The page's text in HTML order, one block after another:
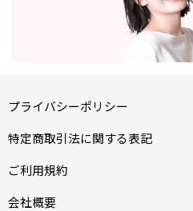
プライバシーポリシー
特定商取引法に関する表記
ご利用規約
会社概要